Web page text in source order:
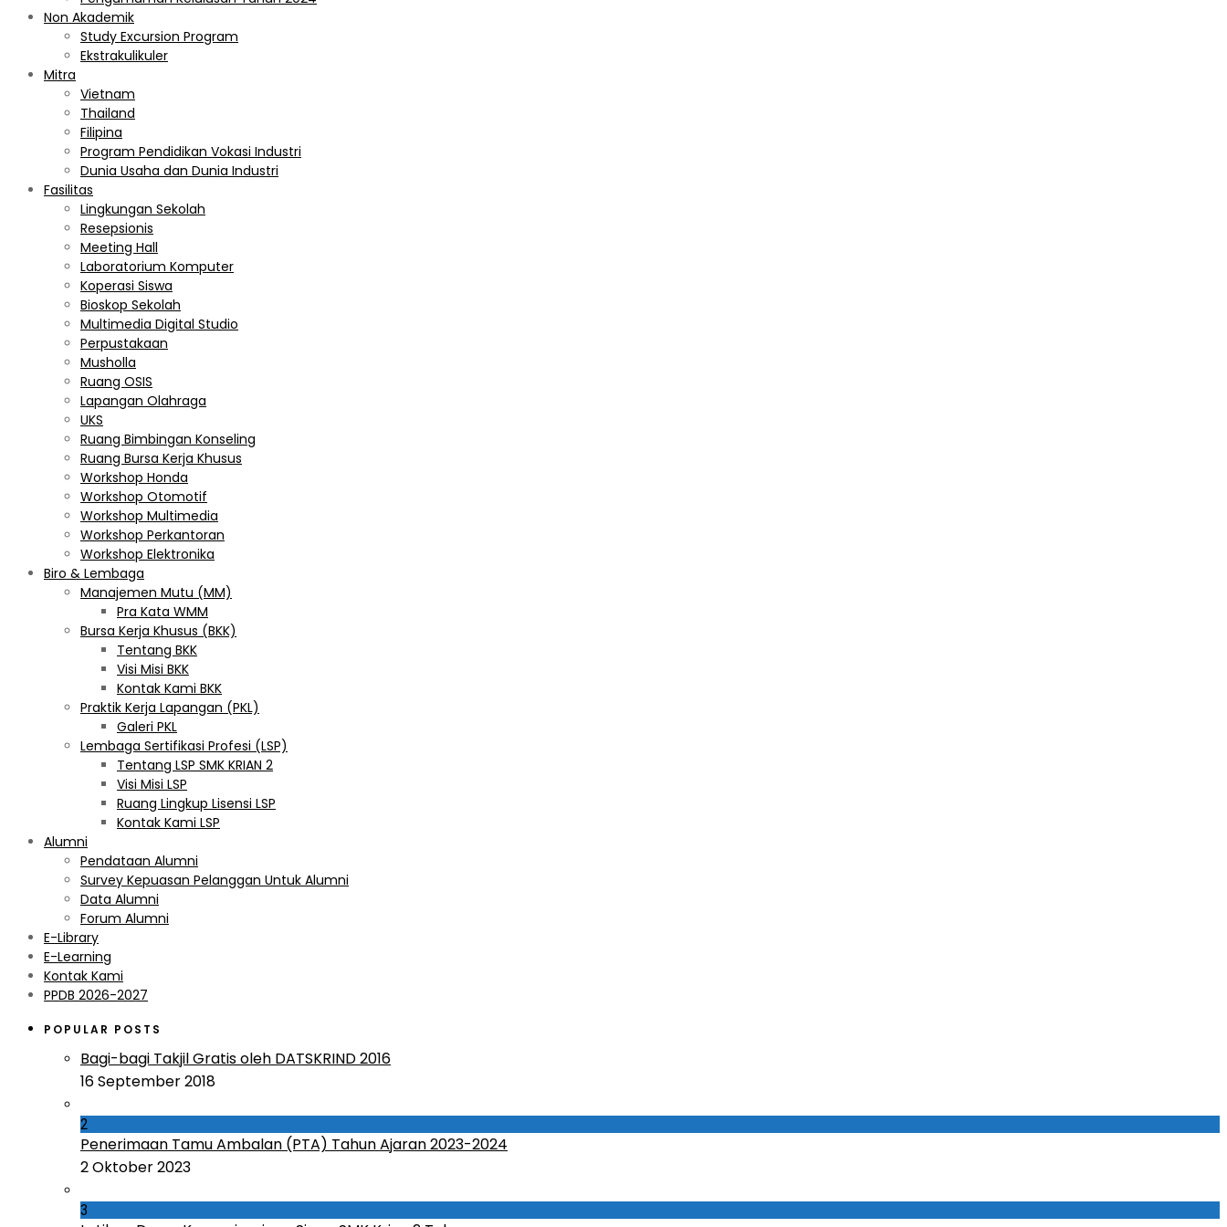
Non Akademik
Study Excursion Program
Ekstrakulikuler
Mitra
Vietnam
Thailand
Filipina
Program Pendidikan Vokasi Industri
Dunia Usaha dan Dunia Industri
Fasilitas
Lingkungan Sekolah
Resepsionis
Meeting Hall
Laboratorium Komputer
Koperasi Siswa
Bioskop Sekolah
Multimedia Digital Studio
Perpustakaan
Musholla
Ruang OSIS
Lapangan Olahraga
UKS
Ruang Bimbingan Konseling
Ruang Bursa Kerja Khusus
Workshop Honda
Workshop Otomotif
Workshop Multimedia
Workshop Perkantoran
Workshop Elektronika
Biro & Lembaga
Manajemen Mutu (MM)
Pra Kata WMM
Bursa Kerja Khusus (BKK)
Tentang BKK
Visi Misi BKK
Kontak Kami BKK
Praktik Kerja Lapangan (PKL)
Galeri PKL
Lembaga Sertifikasi Profesi (LSP)
Tentang LSP SMK KRIAN 2
Visi Misi LSP
Ruang Lingkup Lisensi LSP
Kontak Kami LSP
Alumni
Pendataan Alumni
Survey Kepuasan Pelanggan Untuk Alumni
Data Alumni
Forum Alumni
E-Library
E-Learning
Kontak Kami
PPDB 2026-2027
POPULAR POSTS
Bagi-bagi Takjil Gratis oleh DATSKRIND 2016
16 September 2018
2
Penerimaan Tamu Ambalan (PTA) Tahun Ajaran 2023-2024
2 Oktober 2023
3